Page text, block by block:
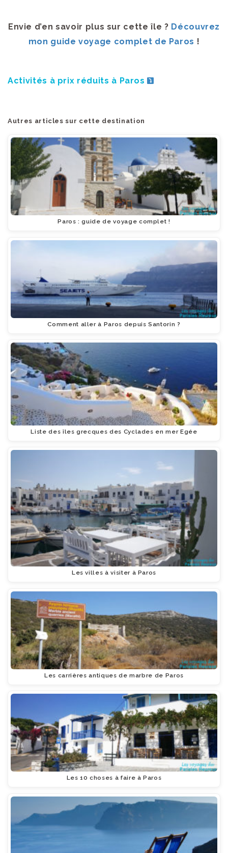
Envie d’en savoir plus sur cette île ? Découvrez
mon guide voyage complet de Paros !
Activités à prix réduits à Paros
Autres articles sur cette destination
Paros : guide de voyage complet !
Comment aller à Paros depuis Santorin ?
Liste des îles grecques des Cyclades en mer Egée
Les villes à visiter à Paros
Les carrières antiques de marbre de Paros
Les 10 choses à faire à Paros